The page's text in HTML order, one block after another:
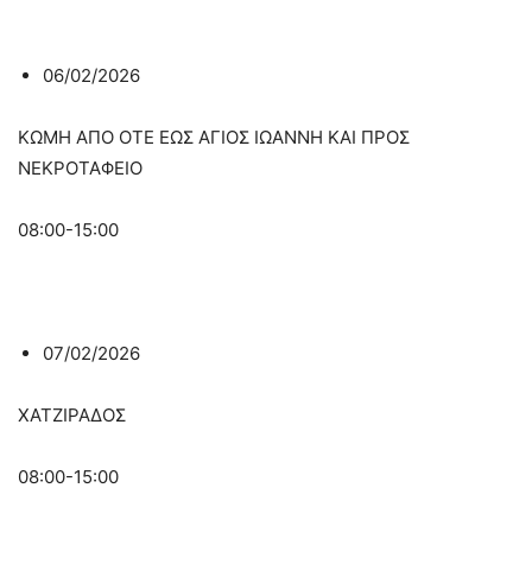
06/02/2026
ΚΩΜΗ ΑΠΟ ΟΤΕ ΕΩΣ ΑΓΙΟΣ ΙΩΑΝΝΗ ΚΑΙ ΠΡΟΣ
ΝΕΚΡΟΤΑΦΕΙΟ
08:00-15:00
07/02/2026
ΧΑΤΖΙΡΑΔΟΣ
08:00-15:00